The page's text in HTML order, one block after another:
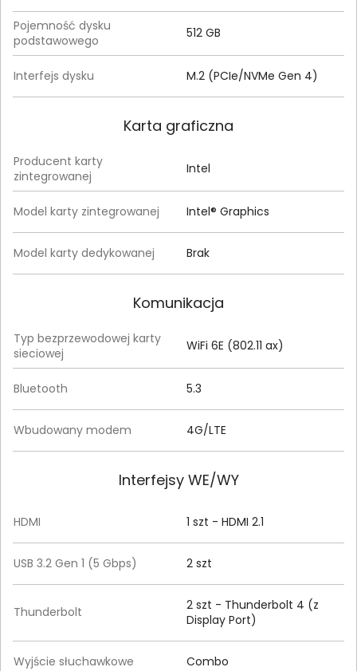
Pojemność dysku
podstawowego
512 GB
Interfejs dysku M.2 (PCIe/NVMe Gen 4)
Karta graficzna
Producent karty
zintegrowanej
Intel
Model karty zintegrowanej Intel® Graphics
Model karty dedykowanej Brak
Komunikacja
Typ bezprzewodowej karty
sieciowej
WiFi 6E (802.11 ax)
Bluetooth 5.3
Wbudowany modem 4G/LTE
Interfejsy WE/WY
HDMI 1 szt - HDMI 2.1
USB 3.2 Gen 1 (5 Gbps) 2 szt
Thunderbolt
2 szt - Thunderbolt 4 (z
Display Port)
Wyjście słuchawkowe Combo